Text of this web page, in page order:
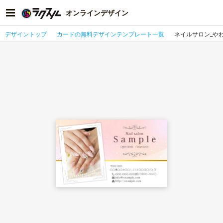
オンラインデザイン
デザイントップ カードの無料デザインテンプレート一覧 ネイルサロン_や